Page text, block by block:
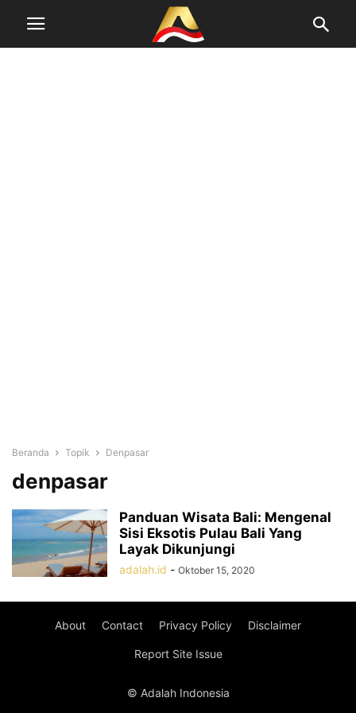
Beranda Topik Denpasar
denpasar
Panduan Wisata Bali: Mengenal
Sisi Eksotis Pulau Bali Yang
Layak Dikunjungi
adalah.id - Oktober 15, 2020
About Contact Privacy Policy Disclaimer
Report Site Issue
© Adalah Indonesia